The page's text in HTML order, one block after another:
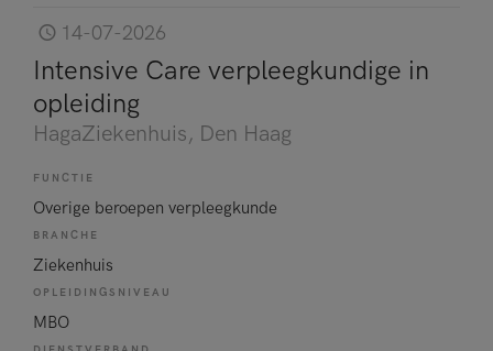
14-07-2026
Intensive Care verpleegkundige in
opleiding
HagaZiekenhuis, Den Haag
FUNCTIE
Overige beroepen verpleegkunde
BRANCHE
Ziekenhuis
OPLEIDINGSNIVEAU
MBO